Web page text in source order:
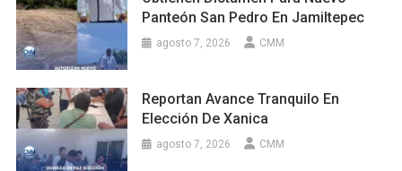
Panteón San Pedro En Jamiltepec
agosto 7, 2026 CMM
Reportan Avance Tranquilo En
Elección De Xanica
agosto 7, 2026 CMM